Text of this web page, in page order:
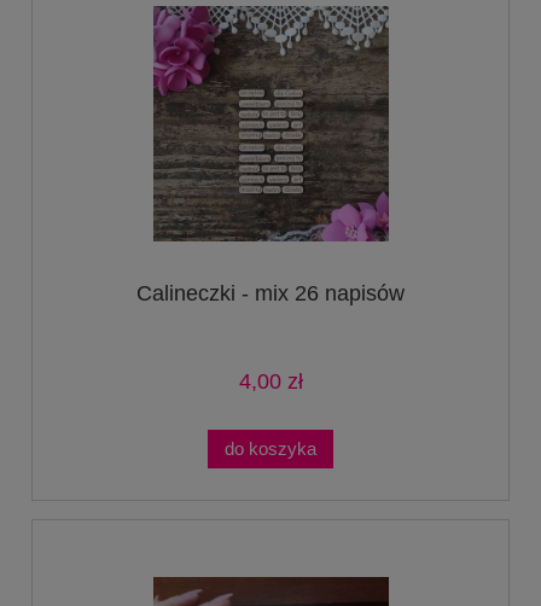
Calineczki - mix 26 napisów
4,00 zł
do koszyka